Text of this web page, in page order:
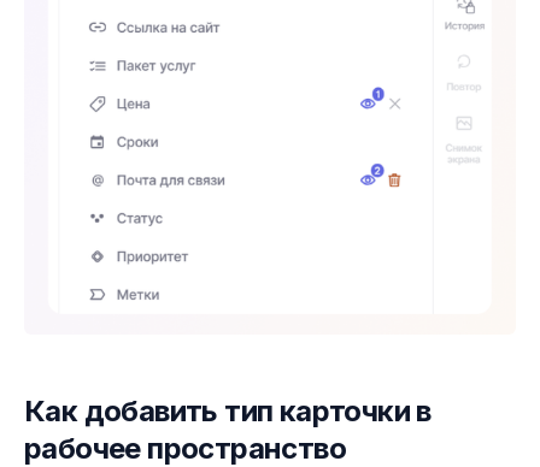
Как добавить тип карточки в
рабочее пространство